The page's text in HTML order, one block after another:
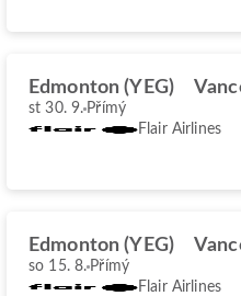
Edmonton (YEG)
st 30. 9. Přímý
Flair Airlines
Edmonton (YEG)
so 15. 8. Přímý
Flair Airlines